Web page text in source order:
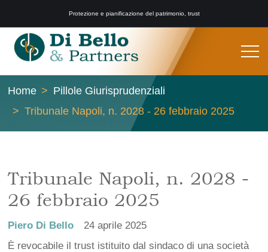
Protezione e pianificazione del patrimonio, trust
Home
Pillole Giurisprudenziali
Tribunale Napoli, n. 2028 - 26 febbraio 2025
Tribunale Napoli, n. 2028 -
26 febbraio 2025
Piero Di Bello
24 aprile 2025
È revocabile il trust istituito dal sindaco di una società